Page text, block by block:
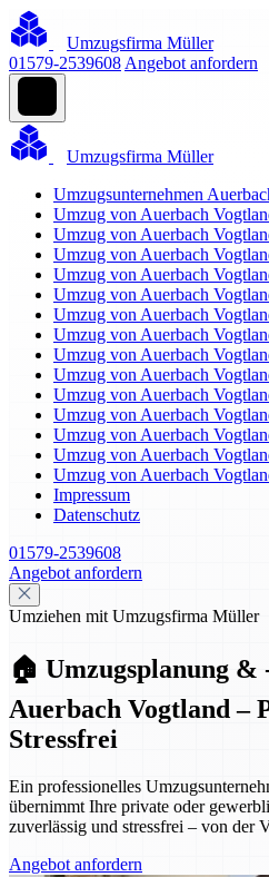
Umzugsfirma Müller
01579-2539608 Angebot anfordern
Umzugsfirma Müller
Umzugsunternehmen
Umzug von Auerbach
Umzug von Auerbach
Umzug von Auerbach
Umzug von Auerbach
Umzug von Auerbach
Umzug von Auerbach
Umzug von Auerbach
Umzug von Auerbach
Umzug von Auerbach
Umzug von Auerbach
Umzug von Auerbach
Umzug von Auerbach
Umzug von Auerbach
Umzug von Auerbach
Impressum
Datenschutz
01579-2539608
Angebot anfordern
Umziehen mit Umzugsfirma Müller
🏠 Umzugsplanung
Auerbach Vogtland –
Stressfrei
Ein professionelles
übernimmt Ihre private oder
zuverlässig und stressfrei – von der
Angebot anfordern